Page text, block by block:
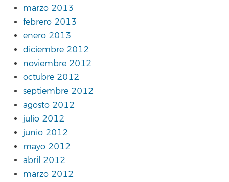
marzo 2013
febrero 2013
enero 2013
diciembre 2012
noviembre 2012
octubre 2012
septiembre 2012
agosto 2012
julio 2012
junio 2012
mayo 2012
abril 2012
marzo 2012